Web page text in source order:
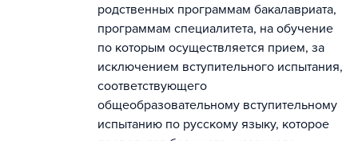
родственных программам бакалавриата,
программам специалитета, на обучение
по которым осуществляется прием, за
исключением вступительного испытания,
соответствующего
общеобразовательному вступительному
испытанию по русскому языку, которое